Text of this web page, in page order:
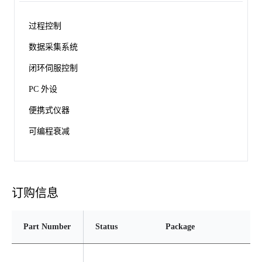
过程控制
数据采集系统
闭环伺服控制
PC 外设
便携式仪器
可编程衰减
订购信息
Part Number Status Package